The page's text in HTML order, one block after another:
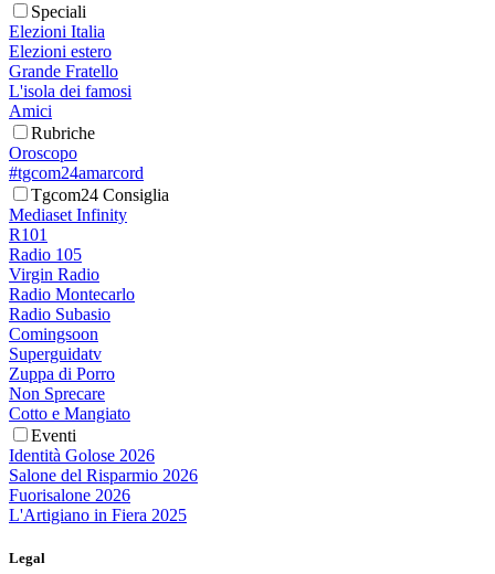
Speciali
Elezioni Italia
Elezioni estero
Grande Fratello
L'isola dei famosi
Amici
Rubriche
Oroscopo
#tgcom24amarcord
Tgcom24 Consiglia
Mediaset Infinity
R101
Radio 105
Virgin Radio
Radio Montecarlo
Radio Subasio
Comingsoon
Superguidatv
Zuppa di Porro
Non Sprecare
Cotto e Mangiato
Eventi
Identità Golose 2026
Salone del Risparmio 2026
Fuorisalone 2026
L'Artigiano in Fiera 2025
Legal